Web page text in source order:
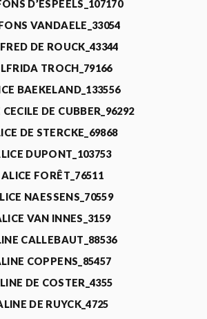
D’ESPEELS_107170
VANDAELE_33054
DE ROUCK_43344
TROCH_79166
BAEKELAND_133556
CECILE DE CUBBER_96292
DE STERCKE_69868
DUPONT_103753
ALICE FORÊT_76511
NAESSENS_70559
VAN INNES_3159
CALLEBAUT_88536
COPPENS_85457
DE COSTER_4355
DE RUYCK_4725